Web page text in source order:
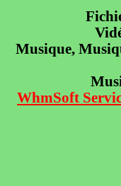
Musique,
WhmSoft